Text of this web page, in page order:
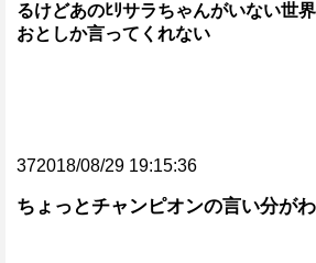
るけどあのﾋﾘサラちゃんがいない世
おとしか言ってくれない
372018/08/29 19:15:36
ちょっとチャンピオンの言い分が